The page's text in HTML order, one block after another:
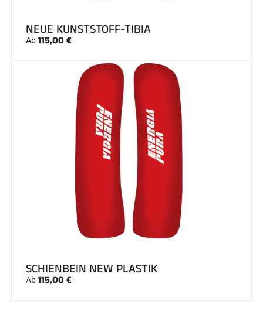
NEUE KUNSTSTOFF-TIBIA
Ab115,00 €
SCHIENBEIN NEW PLASTIK
Ab115,00 €